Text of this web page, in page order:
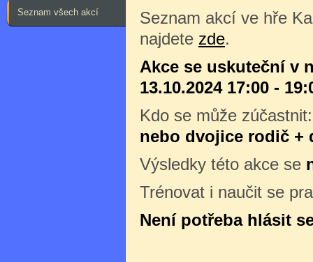
Seznam všech akcí
Seznam akcí ve hře
najdete zde.
Akce se uskuteční v
13.10.2024 17:00 -
Kdo se může
nebo dvojice rodič +
Výsledky této akce se
Trénovat i naučit se
Není potřeba hlásit